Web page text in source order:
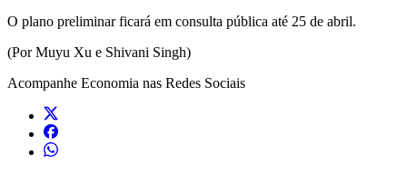
O plano preliminar ficará em consulta pública até 25 de abril.
(Por Muyu Xu e Shivani Singh)
Acompanhe Economia nas Redes Sociais